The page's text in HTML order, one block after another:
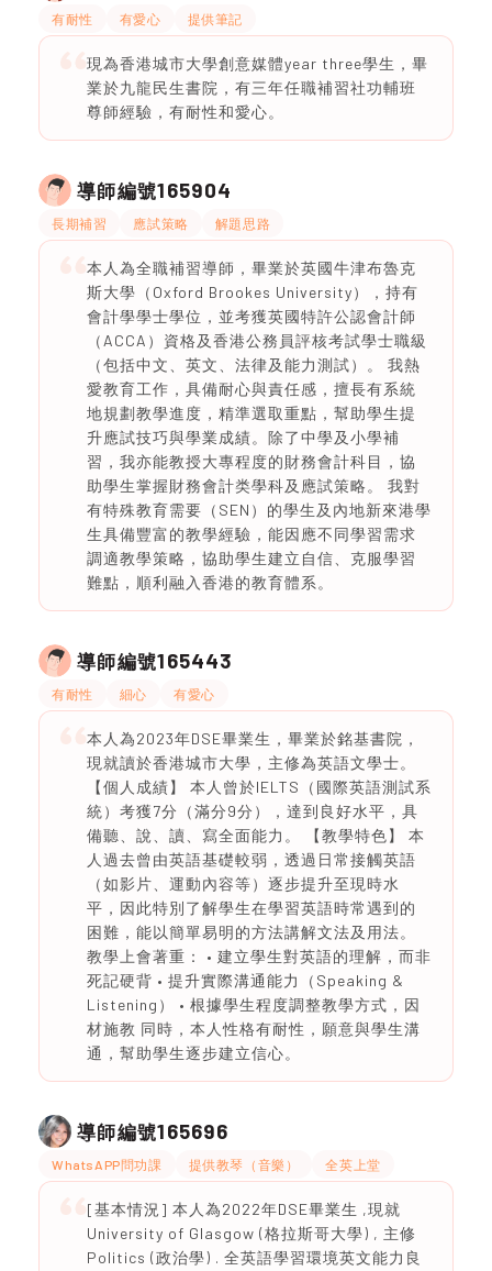
有耐性 有愛心 提供筆記
現為香港城市大學創意媒體year three學生，畢
業於九龍民生書院，有三年任職補習社功輔班
尊師經驗，有耐性和愛心。
導師編號165904
長期補習 應試策略 解題思路
本人為全職補習導師，畢業於英國牛津布魯克
斯大學（Oxford Brookes University），持有
會計學學士學位，並考獲英國特許公認會計師
（ACCA）資格及香港公務員評核考試學士職級
（包括中文、英文、法律及能力測試）。 我熱
愛教育工作，具備耐心與責任感，擅長有系統
地規劃教學進度，精準選取重點，幫助學生提
升應試技巧與學業成績。除了中學及小學補
習，我亦能教授大專程度的財務會計科目，協
助學生掌握財務會計类學科及應試策略。 我對
有特殊教育需要（SEN）的學生及內地新來港學
生具備豐富的教學經驗，能因應不同學習需求
調適教學策略，協助學生建立自信、克服學習
難點，順利融入香港的教育體系。
導師編號165443
有耐性 細心 有愛心
本人為2023年DSE畢業生，畢業於銘基書院，
現就讀於香港城市大學，主修為英語文學士。
【個人成績】 本人曾於IELTS（國際英語測試系
統）考獲7分（滿分9分），達到良好水平，具
備聽、說、讀、寫全面能力。 【教學特色】 本
人過去曾由英語基礎較弱，透過日常接觸英語
（如影片、運動內容等）逐步提升至現時水
平，因此特別了解學生在學習英語時常遇到的
困難，能以簡單易明的方法講解文法及用法。
教學上會著重： • 建立學生對英語的理解，而非
死記硬背 • 提升實際溝通能力（Speaking &
Listening） • 根據學生程度調整教學方式，因
材施教 同時，本人性格有耐性，願意與學生溝
通，幫助學生逐步建立信心。
導師編號165696
WhatsAPP問功課 提供教琴（音樂） 全英上堂
[基本情況] 本人為2022年DSE畢業生 ,現就
University of Glasgow (格拉斯哥大學) , 主修
Politics (政治學) . 全英語學習環境英文能力良